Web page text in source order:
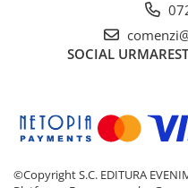
SOCIAL
©Copyright S.C. EDITURA